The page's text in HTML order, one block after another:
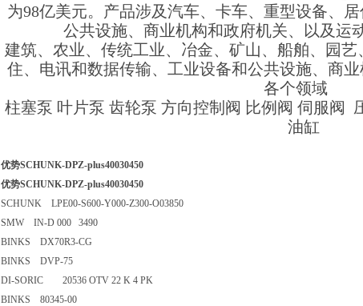
为98亿美元。产品涉及汽车、卡车、重型设备、
公共设施、商业机构和政府机关、以及
建筑、农业、传统工业、冶金、矿山、船舶、园
住、电讯和数据传输、工业设备和公共设施、商
各个领域
柱塞泵 叶片泵 齿轮泵 方向控制阀 比例阀 伺服阀
油缸
优势SCHUNK-DPZ-plus40030450
优势SCHUNK-DPZ-plus40030450
SCHUNK LPE00-S600-Y000-Z300-O03850
SMW IN-D 000 3490
BINKS DX70R3-CG
BINKS DVP-75
DI-SORIC 20536 OTV 22 K 4 PK
BINKS 80345-00